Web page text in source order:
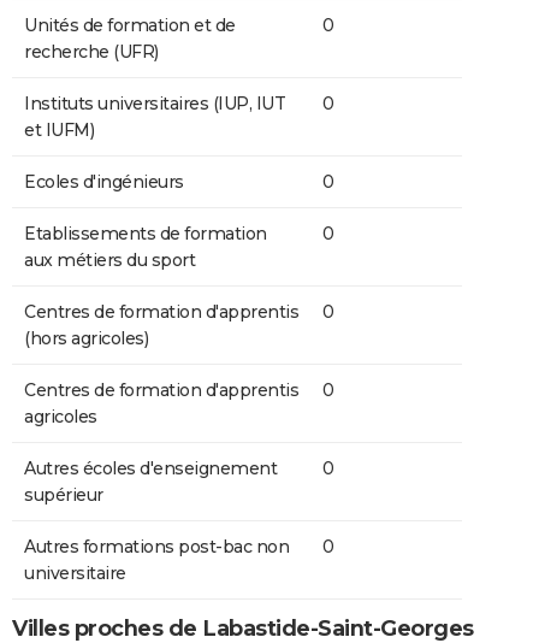
Unités de formation et de
recherche (UFR)
0
Instituts universitaires (IUP, IUT
et IUFM)
0
Ecoles d'ingénieurs 0
Etablissements de formation
aux métiers du sport
0
Centres de formation d'apprentis
(hors agricoles)
0
Centres de formation d'apprentis
agricoles
0
Autres écoles d'enseignement
supérieur
0
Autres formations post-bac non
universitaire
0
Villes proches de Labastide-Saint-Georges